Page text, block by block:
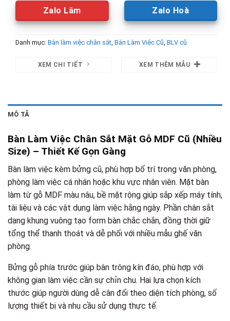
Zalo Lâm Zalo Hoà
Danh mục: Bàn làm việc chân sắt, Bàn Làm Việc Cũ, BLV cũ
XEM CHI TIẾT XEM THÊM MẪU
MÔ TẢ
Bàn Làm Việc Chân Sắt Mặt Gỗ MDF Cũ (Nhiều
Size) – Thiết Kế Gọn Gàng
Bàn làm việc kèm bửng cũ, phù hợp bố trí trong văn phòng,
phòng làm việc cá nhân hoặc khu vực nhân viên. Mặt bàn
làm từ gỗ MDF màu nâu, bề mặt rộng giúp sắp xếp máy tính,
tài liệu và các vật dụng làm việc hằng ngày. Phần chân sắt
dạng khung vuông tạo form bàn chắc chắn, đồng thời giữ
tổng thể thanh thoát và dễ phối với nhiều mẫu ghế văn
phòng.
Bửng gỗ phía trước giúp bàn trông kín đáo, phù hợp với
không gian làm việc cần sự chỉn chu. Hai lựa chọn kích
thước giúp người dùng dễ cân đối theo diện tích phòng, số
lượng thiết bị và nhu cầu sử dụng thực tế.